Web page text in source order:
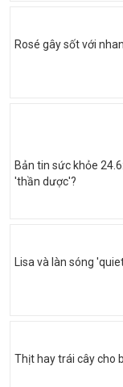
Rosé gây sốt với
Bản tin sức khỏe
'thần dược'?
Lisa và làn sóng
Thịt hay trái cây cho